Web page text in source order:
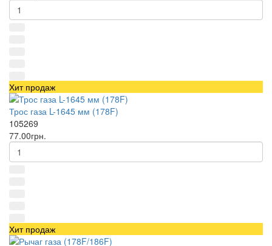
Хит продаж
Трос газа L-1645 мм (178F)
105269
77.00грн.
Хит продаж